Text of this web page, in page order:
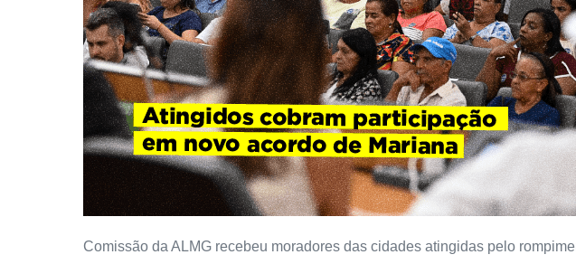
Comissão da ALMG recebeu moradores das cidades atingidas pelo